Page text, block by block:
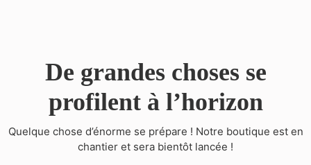
De grandes choses se
profilent à l’horizon
Quelque chose d’énorme se prépare ! Notre boutique est en
chantier et sera bientôt lancée !